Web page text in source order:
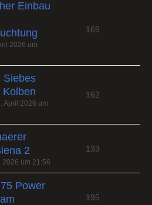
Einbau
2026 um
169
Siebes
April 2026 um
162
2
2026 um 21:56
133
Power
195